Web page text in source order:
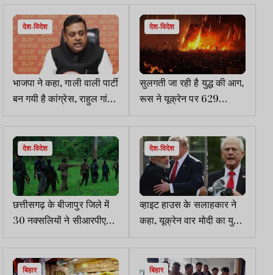
संघ चला रहा हूं, वे सरकार
चला रहे हैं
देश-विदेश
भाजपा ने कहा, गाली वाली पार्टी
बन गयी है कांग्रेस, राहुल गांधी
नये मणिशंकर अय्यर हैं
देश-विदेश
सुलगती जा रही है युद्ध की आग,
रूस ने यूक्रेन पर 629
मिसाइलों और ड्रोन से हमला
किया
देश-विदेश
छत्तीसगढ़ के बीजापुर जिले में
30 नक्सलियों ने सीआरपीएफ
के सामने सरेंडर किया
देश-विदेश
व्हाइट हाउस के सलाहकार ने
कहा, यूक्रेन वार मोदी का युद्ध
है, रूस से तेल खरीदना बंद
करे, तो टैरिफ में 25 फीसदी की
छूट
बिहार बिहार